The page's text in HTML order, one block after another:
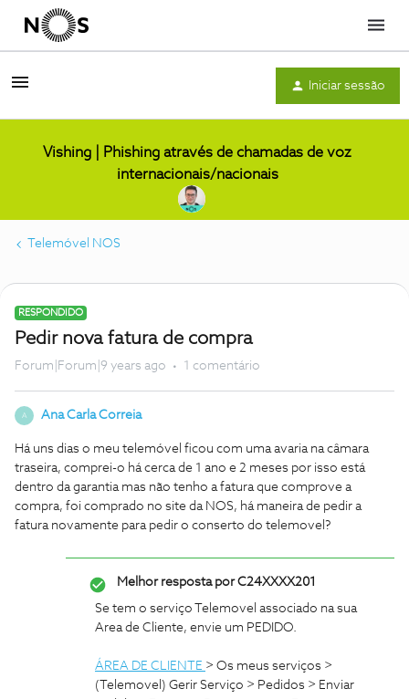
Menu
Iniciar sessão
Vishing | Phishing através de chamadas de voz
internacionais/nacionais
Telemóvel NOS
RESPONDIDO
Pedir nova fatura de compra
Forum|Forum|9 years ago 1 comentário
A Ana Carla Correia
Há uns dias o meu telemóvel ficou com uma avaria na câmara
traseira, comprei-o há cerca de 1 ano e 2 meses por isso está
dentro da garantia mas não tenho a fatura que comprove a
compra, foi comprado no site da NOS, há maneira de pedir a
fatura novamente para pedir o conserto do telemovel?
Melhor resposta porC24XXXX201
Se tem o serviço Telemovel associado na sua
Area de Cliente, envie um PEDIDO.
ÁREA DE CLIENTE > Os meus serviços >
(Telemovel) Gerir Serviço > Pedidos > Enviar